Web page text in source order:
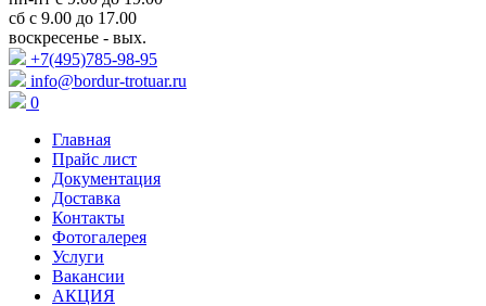
сб с 9.00 до 17.00
воскресенье - вых.
+7(495)785-98-95
info@bordur-trotuar.ru
0
Главная
Прайс лист
Документация
Доставка
Контакты
Фотогалерея
Услуги
Вакансии
АКЦИЯ